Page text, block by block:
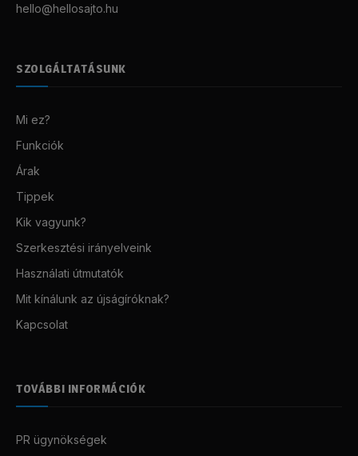
hello@hellosajto.hu
SZOLGÁLTATÁSUNK
Mi ez?
Funkciók
Árak
Tippek
Kik vagyunk?
Szerkesztési irányelveink
Használati útmutatók
Mit kínálunk az újságíróknak?
Kapcsolat
TOVÁBBI INFORMÁCIÓK
PR ügynökségek